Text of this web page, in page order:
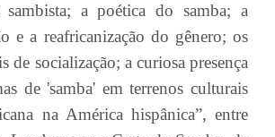
a poética do samba; a
e a reafricanização do gênero; os
de socialização; a curiosa presença
de 'samba' em terrenos culturais
na América hispânica”, entre